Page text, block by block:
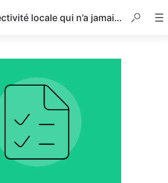
Je suis une collectivité locale qui n’a jamais été collectée par Aliapur, je souhaite faire enlever des pneus.